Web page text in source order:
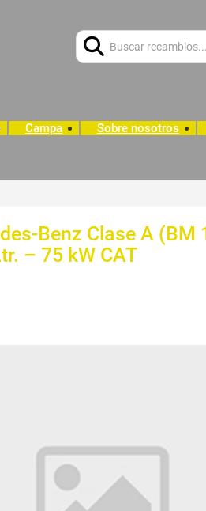
Campa Sobre nosotros
Benz Clase A
– 75 kW CAT